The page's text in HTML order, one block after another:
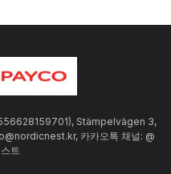
Stämpelvägen 3,
카카오톡 채널: @
트